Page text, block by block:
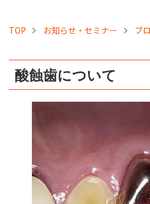
TOP お知らせ・セミナー ブ
酸蝕歯について